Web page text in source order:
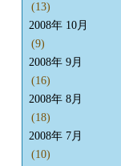
(13)
2008年 10月
(9)
2008年 9月
(16)
2008年 8月
(18)
2008年 7月
(10)